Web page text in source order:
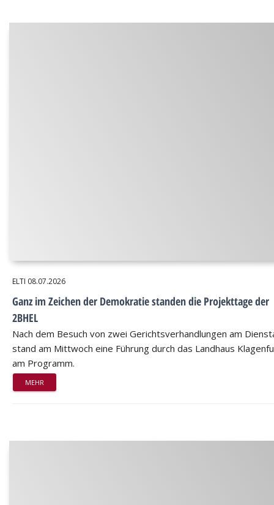
ELTI 08.07.2026
Ganz im Zeichen der Demokratie standen die Projekttage der
2BHEL
Nach dem Besuch von zwei Gerichtsverhandlungen am
stand am Mittwoch eine Führung durch das Landhaus
am Programm.
MEHR